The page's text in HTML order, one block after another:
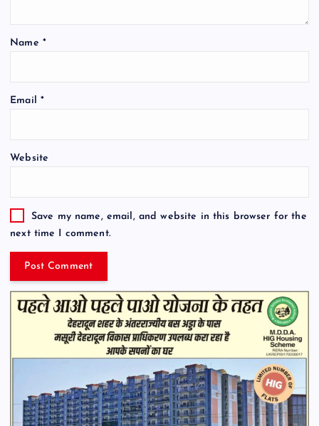
Name *
Email *
Website
Save my name, email, and website in this browser for the
next time I comment.